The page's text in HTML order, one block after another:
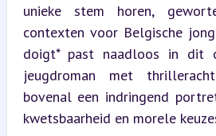
unieke stem horen,
contexten voor Belgische
doigt* past naadloos in dit
jeugdroman met
bovenal een indringend
kwetsbaarheid en morele